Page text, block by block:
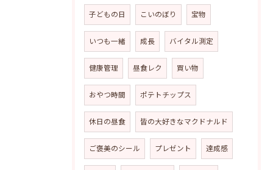
子どもの日 こいのぼり 宝物
いつも一緒 成長 バイタル測定
健康管理 昼食レク 買い物
おやつ時間 ポテトチップス
休日の昼食 皆の大好きなマクドナルド
ご褒美のシール プレゼント 達成感